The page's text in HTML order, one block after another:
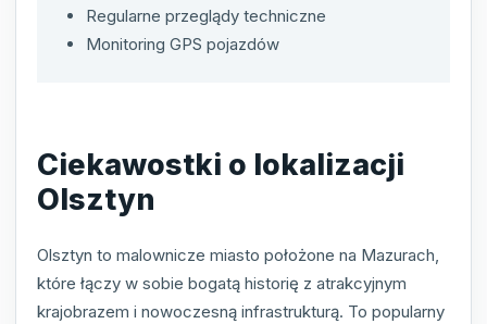
Regularne przeglądy techniczne
Monitoring GPS pojazdów
Ciekawostki o lokalizacji
Olsztyn
Olsztyn to malownicze miasto położone na Mazurach,
które łączy w sobie bogatą historię z atrakcyjnym
krajobrazem i nowoczesną infrastrukturą. To popularny